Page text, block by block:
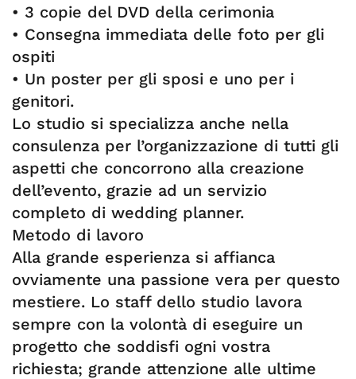
• 3 copie del DVD della cerimonia
• Consegna immediata delle foto per gli
ospiti
• Un poster per gli sposi e uno per i
genitori.
Lo studio si specializza anche nella
consulenza per l’organizzazione di tutti gli
aspetti che concorrono alla creazione
dell’evento, grazie ad un servizio
completo di wedding planner.
Metodo di lavoro
Alla grande esperienza si affianca
ovviamente una passione vera per questo
mestiere. Lo staff dello studio lavora
sempre con la volontà di eseguire un
progetto che soddisfi ogni vostra
richiesta; grande attenzione alle ultime